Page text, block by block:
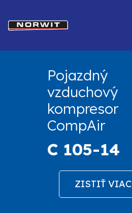
Pojazdný
vzduchový
kompresor
CompAir
C 105-14
ZISTIŤ VIAC